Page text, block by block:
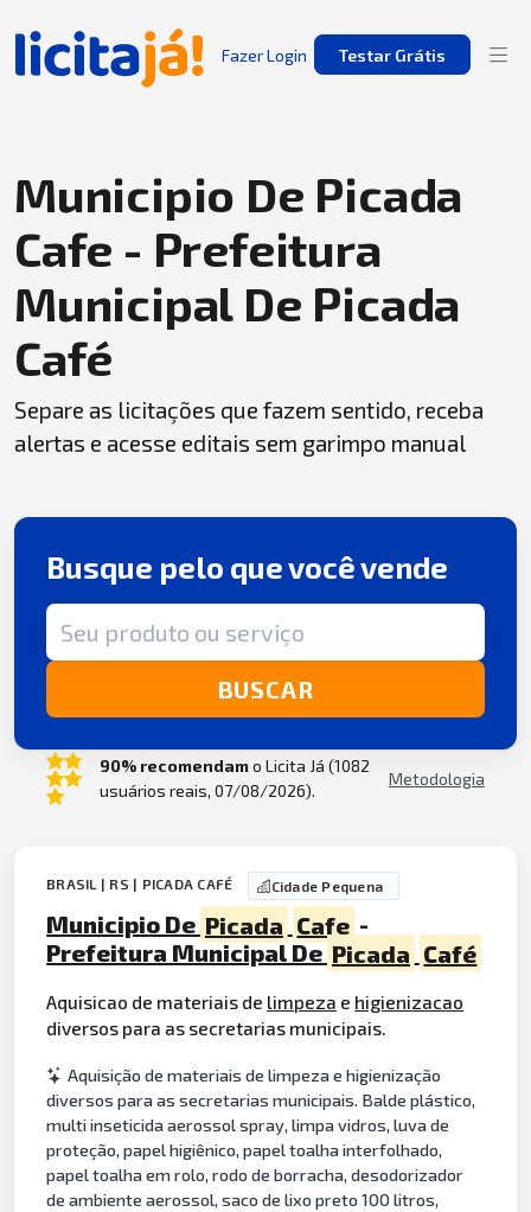
Fazer Login Testar Grátis
Municipio De Picada
Cafe - Prefeitura
Municipal De Picada
Café
Separe as licitações que fazem sentido, receba
alertas e acesse editais sem garimpo manual
Busque pelo que você vende
Termo de busca
BUSCAR
90% recomendamo Licita Já (1082
usuários reais, 07/08/2026).
Metodologia
BRASIL | RS | PICADA CAFÉ Cidade Pequena
Municipio De Picada Cafe -
Prefeitura Municipal De Picada Café
Aquisicao de materiais de limpeza e higienizacao
diversos para as secretarias municipais.
Aquisição de materiais de limpeza e higienização
diversos para as secretarias municipais. Balde plástico,
multi inseticida aerossol spray, limpa vidros, luva de
proteção, papel higiênico, papel toalha interfolhado,
papel toalha em rolo, rodo de borracha, desodorizador
de ambiente aerossol, saco de lixo preto 100 litros,